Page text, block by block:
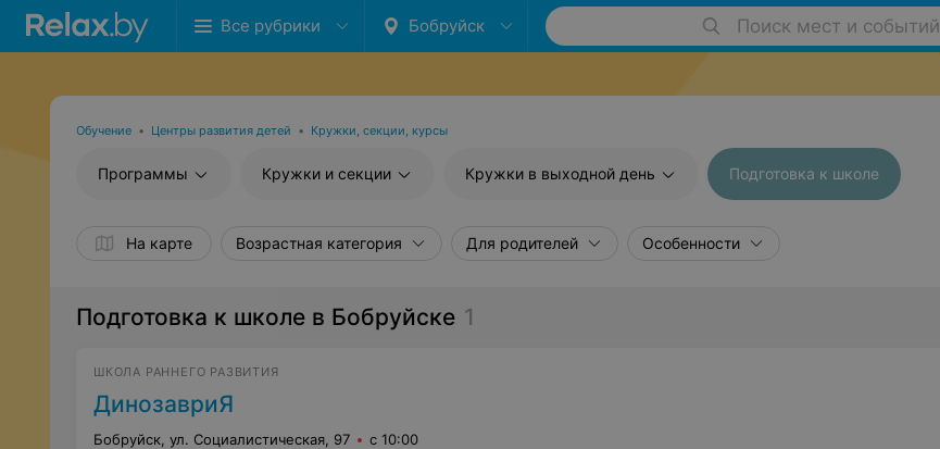
Все рубрики Бобруйск Поиск мест и событий
Обучение • Центры развития детей • Кружки, секции, курсы
Программы Кружки и секции Кружки в выходной день Подготовка к школе
На карте Возрастная категория Для родителей Особенности
Подготовка к школе в Бобруйске 1
ШКОЛА РАННЕГО РАЗВИТИЯ
ДинозавриЯ
Бобруйск, ул. Социалистическая, 97 с 10:00